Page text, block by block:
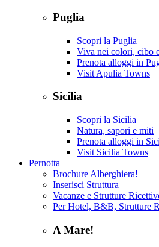
Puglia
Scopri la Puglia
Viva nei colori, cibo
Prenota alloggi in
Visit Apulia Towns
Sicilia
Scopri la Sicilia
Natura, sapori e miti
Prenota alloggi in
Visit Sicilia Towns
Pernotta
Brochure Alberghiera!
Inserisci Struttura
Vacanze e Strutture
Per Hotel, B&B, Strutture
A Mare!